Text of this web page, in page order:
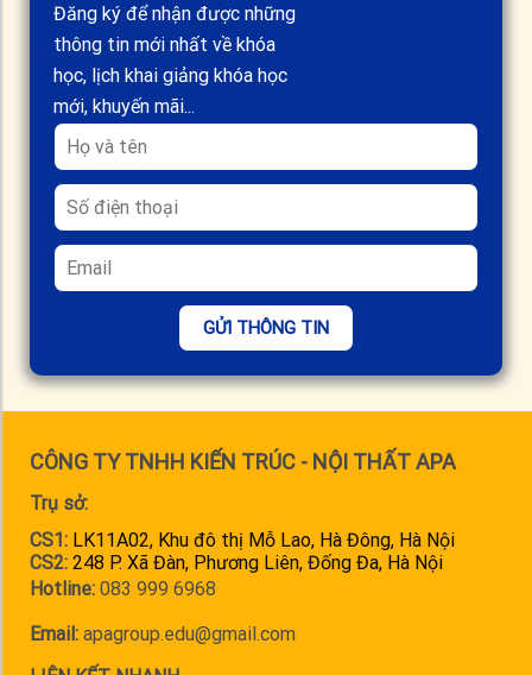
Đăng ký để nhận được những
thông tin mới nhất về khóa
học, lịch khai giảng khóa học
mới, khuyến mãi...
GỬI THÔNG TIN
CÔNG TY TNHH KIẾN TRÚC - NỘI THẤT APA
Trụ sở:
CS1: LK11A02, Khu đô thị Mỗ Lao, Hà Đông, Hà Nội
CS2: 248 P. Xã Đàn, Phương Liên, Đống Đa, Hà Nội
Hotline: 083 999 6968
Email: apagroup.edu@gmail.com